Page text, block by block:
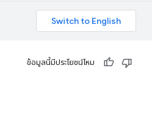
ข้อมูลนี้มีประโยชน์ไหม